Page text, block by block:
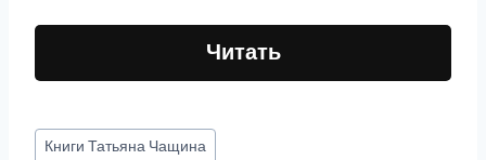
Читать
Метки
КнигиТатьяна Чащина